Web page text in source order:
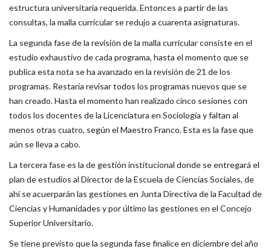
estructura universitaria requerida. Entonces a partir de las
consultas, la malla curricular se redujo a cuarenta asignaturas.
La segunda fase de la revisión de la malla curricular consiste en el
estudio exhaustivo de cada programa, hasta el momento que se
publica esta nota se ha avanzado en la revisión de 21 de los
programas. Restaría revisar todos los programas nuevos que se
han creado. Hasta el momento han realizado cinco sesiones con
todos los docentes de la Licenciatura en Sociología y faltan al
menos otras cuatro, según el Maestro Franco. Esta es la fase que
aún se lleva a cabo.
La tercera fase es la de gestión institucional donde se entregará el
plan de estudios al Director de la Escuela de Ciencias Sociales, de
ahí se acuerparán las gestiones en Junta Directiva de la Facultad de
Ciencias y Humanidades y por último las gestiones en el Concejo
Superior Universitario.
Se tiene previsto que la segunda fase finalice en diciembre del año